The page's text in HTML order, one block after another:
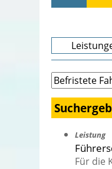
Leistung
Für die